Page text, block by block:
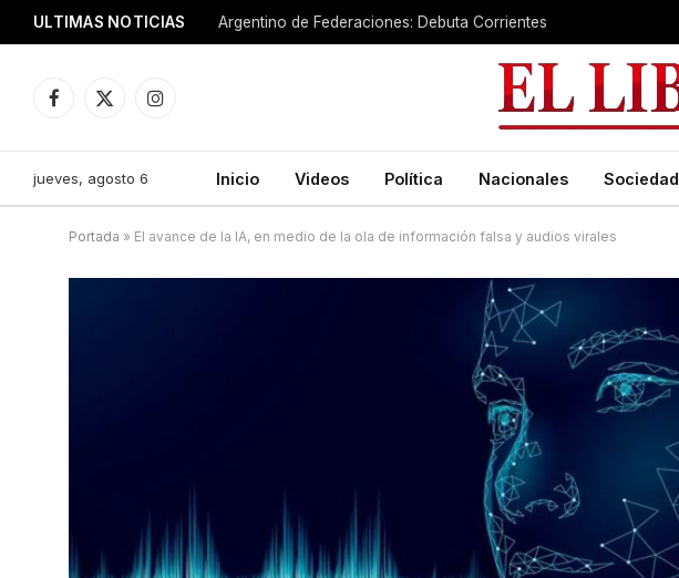
ULTIMAS NOTICIAS Argentino de Federaciones: Debuta Corrientes
Facebook
X
Instagram
jueves, agosto 6 Inicio Videos Política Nacionales Sociedad
Portada » El avance de la IA, en medio de la ola de información falsa y audios virales